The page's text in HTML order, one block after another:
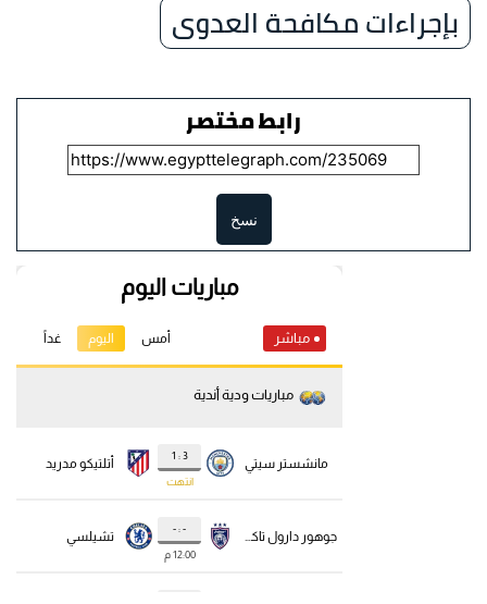
بإجراءات مكافحة العدوى
رابط مختصر
نسخ